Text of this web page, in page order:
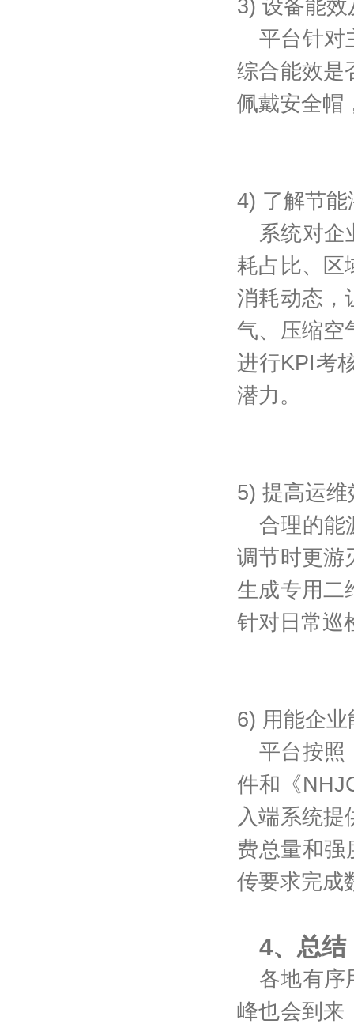
3) 设备能
平台针对
综合能效是
佩戴安全帽
4) 了解节能
系统对企
耗占比、区
消耗动态，
气、压缩空
进行KPI考
潜力。
5) 提高运维
合理的能
调节时更游
生成专用二
针对日常巡
6) 用能企
平台按照
件和《
入端系统提
费总量和强
传要求完成
4、总结
各地有序
峰也会到来